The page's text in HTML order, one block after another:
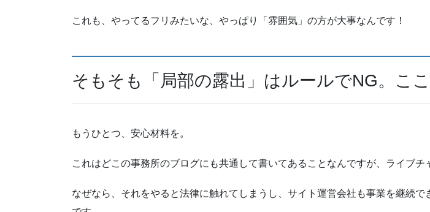
これも、やってるフリみたいな、やっぱり「雰囲気」の方が大事なんです！
そもそも「局部の露出」はルールでNG。こ
もうひとつ、安心材料を。
これはどこの事務所のブログにも共通して書いてあることなんですが、ライブチ
なぜなら、それをやると法律に触れてしまうし、サイト運営会社も事業を継続